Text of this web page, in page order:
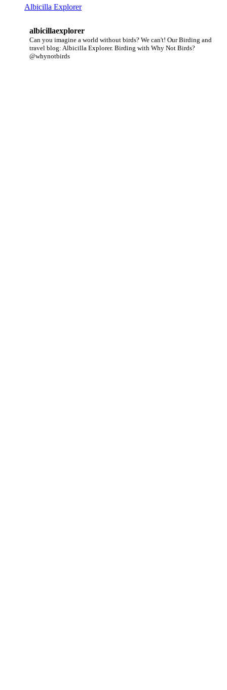
Albicilla Explorer
albicillaexplorer
Can you imagine a world without birds? We can't! Our Birding and
travel blog: Albicilla Explorer. Birding with Why Not Birds?
@whynotbirds